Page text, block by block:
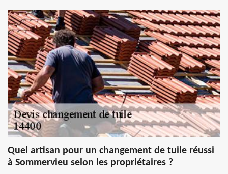
Quel artisan pour un changement de tuile réussi
à Sommervieu selon les propriétaires ?